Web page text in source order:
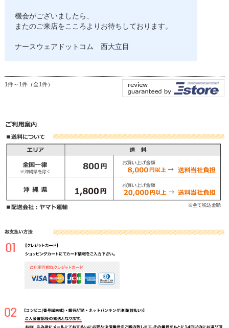
機会がございましたら、
またのご来店をこころよりお待ちしております。
ナースウェアドットコム 西大立目
1件～1件（全1件）